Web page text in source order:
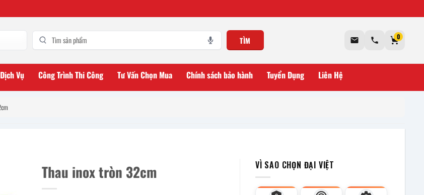
TÌM 0
Dịch Vụ Công Trình Thi Công Tư Vấn Chọn Mua Chính sách bảo hành Tuyển Dụng Liên Hệ
Thau inox tròn 32cm VÌ SAO CHỌN ĐẠI VIỆT